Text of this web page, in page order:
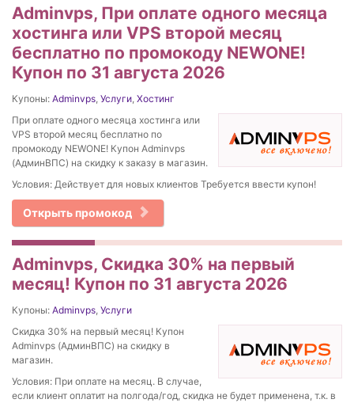
Adminvps, При оплате одного месяца
хостинга или VPS второй месяц
бесплатно по промокоду NEWONE!
Купон по 31 августа 2026
Купоны: Adminvps, Услуги, Хостинг
При оплате одного месяца хостинга или
VPS второй месяц бесплатно по
промокоду NEWONE! Купон Adminvps
(АдминВПС) на скидку к заказу в магазин.
Условия: Действует для новых клиентов Требуется ввести купон!
Открыть промокод
Adminvps, Скидка 30% на первый
месяц! Купон по 31 августа 2026
Купоны: Adminvps, Услуги
Скидка 30% на первый месяц! Купон
Adminvps (АдминВПС) на скидку в
магазин.
Условия: При оплате на месяц. В случае,
если клиент оплатит на полгода/год, скидка не будет применена, т.к. в